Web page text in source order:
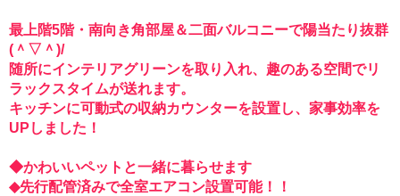
最上階5階・南向き角部屋＆二面バルコニーで陽当たり抜群
(＾▽＾)/
随所にインテリアグリーンを取り入れ、趣のある空間でリ
ラックスタイムが送れます。
キッチンに可動式の収納カウンターを設置し、家事効率を
UPしました！
◆かわいいペットと一緒に暮らせます
◆先行配管済みで全室エアコン設置可能！！